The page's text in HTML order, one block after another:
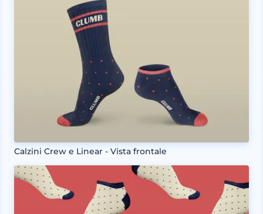
Calzini Crew e Linear - Vista frontale